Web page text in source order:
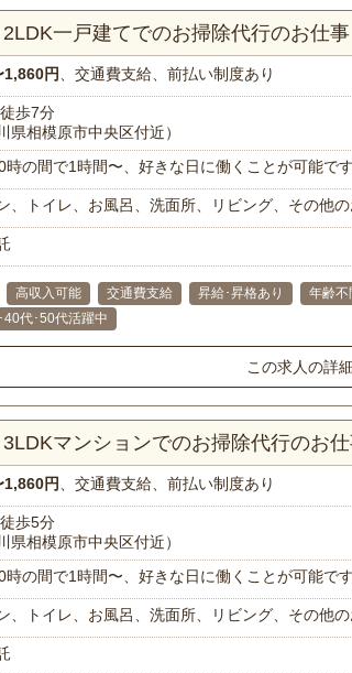
一戸建てでのお掃除代行のお仕
1,860円 、交通費支給、前払い制度あり
歩7分
県相模原市中央区付近）
時の間で1時間〜、好きな日に働くことが可能で
、トイレ、お風呂、洗面所、リビング、その他
高収入可能 交通費支給 昇給･昇格あり 年齢不
40代･50代活躍中
この求人の詳
マンションでのお掃除代行のお
1,860円 、交通費支給、前払い制度あり
歩5分
県相模原市中央区付近）
時の間で1時間〜、好きな日に働くことが可能で
、トイレ、お風呂、洗面所、リビング、その他